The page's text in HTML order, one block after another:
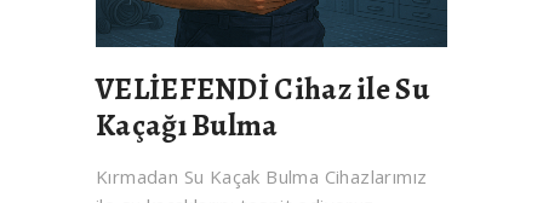
VELİEFENDİ Cihaz ile Su
Kaçağı Bulma
Kırmadan Su Kaçak Bulma Cihazlarımız